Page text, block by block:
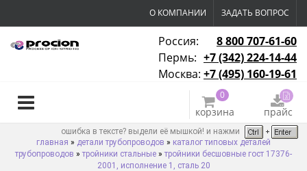
О КОМПАНИИ ЗАДАТЬ ВОПРОС
Россия:
8 800 707-61-60
Пермь: +7 (342) 224-14-44
Москва: +7 (495) 160-19-61
0
корзина прайс
ошибка в тексте? выдели её мышкой! и нажми
главная » детали трубопроводов » каталог типовых деталей
трубопроводов » тройники стальные » тройники бесшовные гост 17376-
2001, исполнение 1, сталь 20